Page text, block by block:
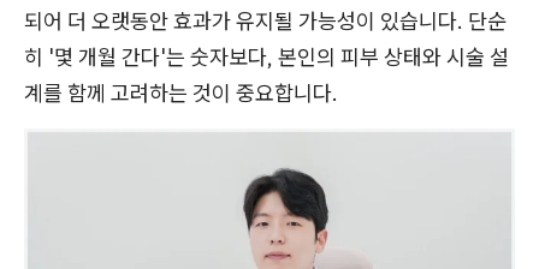
되어 더 오랫동안 효과가 유지될 가능성이 있습니다. 단순
히 '몇 개월 간다'는 숫자보다, 본인의 피부 상태와 시술 설
계를 함께 고려하는 것이 중요합니다.